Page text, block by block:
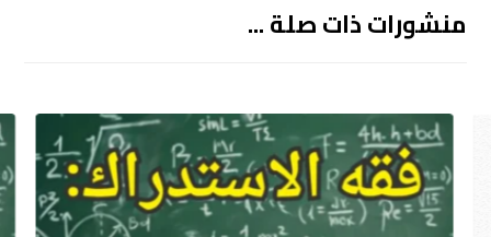
منشورات ذات صلة ...